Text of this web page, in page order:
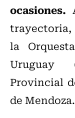
ocasiones.
la
Uruguay
Provincial
de Mendoza.